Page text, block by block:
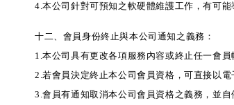
4.本公司針對可預知之軟硬體維護工作，有可
十二、會員身份終止與本公司通知之義務：
1.本公司具有更改各項服務內容或終止任一會員
2.若會員決定終止本公司會員資格，可直接以
3.會員有通知取消本公司會員資格之義務，並